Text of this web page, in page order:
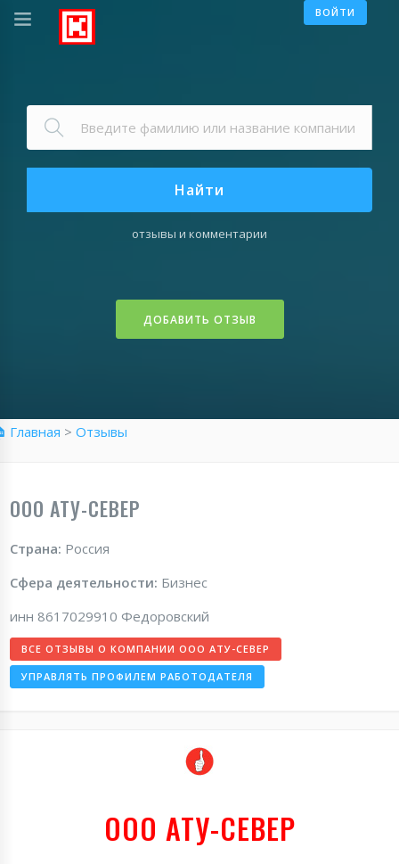
ВОЙТИ
Найти
отзывы и комментарии
ДОБАВИТЬ ОТЗЫВ
Главная > Отзывы
ООО АТУ-СЕВЕР
Страна: Россия
Сфера деятельности: Бизнес
инн 8617029910 Федоровский
ВСЕ ОТЗЫВЫ О КОМПАНИИ ООО АТУ-СЕВЕР
УПРАВЛЯТЬ ПРОФИЛЕМ РАБОТОДАТЕЛЯ
ООО АТУ-СЕВЕР